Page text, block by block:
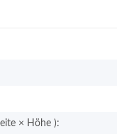
× Höhe ):